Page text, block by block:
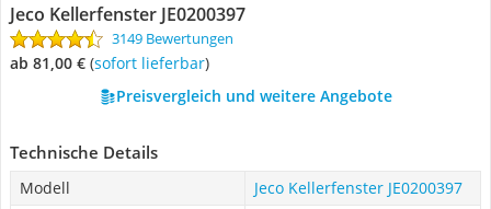
Jeco Kellerfenster JE0200397
3149 Bewertungen
ab 81,00 € ( Sofort lieferbar)
Preisvergleich und weitere Angebote
Technische Details
Modell
Jeco Kellerfenster JE0200397